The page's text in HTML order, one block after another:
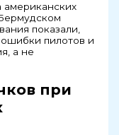
показали,
пилотов и
а не
при